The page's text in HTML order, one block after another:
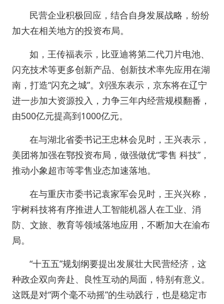
民营企业积极回应，结合自身发展战略，纷纷
加大在相关地方的投资布局。
如，王传福表示，比亚迪将第二代刀片电池、
闪充技术等更多创新产品、创新技术率先应用在湖
南，打造“闪充之城”。刘强东表示，京东将在辽宁
进一步加大资源投入，力争三年内经营规模翻番，
由500亿元提高到1000亿元。
在与湖北省委书记王忠林会见时，王兴表示，
美团将加强在鄂投资布局，做强做优“零售 科技”，
推动小象超市等零售业态加速落地。
在与重庆市委书记袁家军会见时，王兴兴称，
宇树科技将有序推进人工智能机器人在工业、消
防、文旅、教育等领域落地应用，不断加大在渝布
局。
“十五五”规划纲要提出发展壮大民营经济，这
种政企双向奔赴、良性互动的局面，特别有意义。
这既是对“两个毫不动摇”的生动践行，也是稳定市